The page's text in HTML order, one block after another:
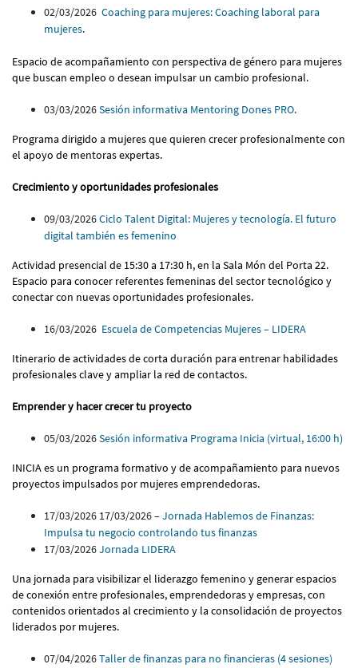
02/03/2026 Coaching para mujeres: Coaching laboral para
mujeres.
Espacio de acompañamiento con perspectiva de género para mujeres
que buscan empleo o desean impulsar un cambio profesional.
03/03/2026Sesión informativa Mentoring Dones PRO.
Programa dirigido a mujeres que quieren crecer profesionalmente con
el apoyo de mentoras expertas.
Crecimiento y oportunidades profesionales
09/03/2026Ciclo Talent Digital: Mujeres y tecnología. El futuro
digital también es femenino
Actividad presencial de 15:30 a 17:30 h, en la Sala Món del Porta 22.
Espacio para conocer referentes femeninas del sector tecnológico y
conectar con nuevas oportunidades profesionales.
16/03/2026 Escuela de Competencias Mujeres – LIDERA
Itinerario de actividades de corta duración para entrenar habilidades
profesionales clave y ampliar la red de contactos.
Emprender y hacer crecer tu proyecto
05/03/2026Sesión informativa Programa Inicia (virtual, 16:00 h)
INICIA es un programa formativo y de acompañamiento para nuevos
proyectos impulsados por mujeres emprendedoras.
17/03/2026 17/03/2026 –Jornada Hablemos de Finanzas:
Impulsa tu negocio controlando tus finanzas
17/03/2026Jornada LIDERA
Una jornada para visibilizar el liderazgo femenino y generar espacios
de conexión entre profesionales, emprendedoras y empresas, con
contenidos orientados al crecimiento y la consolidación de proyectos
liderados por mujeres.
07/04/2026Taller de finanzas para no financieras (4 sesiones)